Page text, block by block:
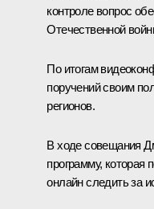
контроле вопрос
Отечественной
По итогам
поручений своим
регионов.
В ходе совещания
программу, которая
онлайн следить за